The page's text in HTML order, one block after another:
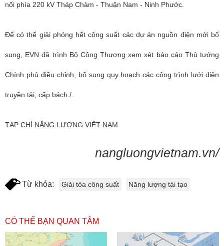
nối phía 220 kV Tháp Chàm - Thuận Nam - Ninh Phước.
Để có thể giải phóng hết công suất các dự án nguồn điện mới bổ
sung, EVN đã trình Bộ Công Thương xem xét báo cáo Thủ tướng
Chính phủ điều chỉnh, bổ sung quy hoạch các công trình lưới điện
truyền tải, cấp bách. /.
TẠP CHÍ NĂNG LƯỢNG VIỆT NAM
nangluongvietnam.vn/
Từ khóa: Giải tỏa công suất Năng lượng tái tạo
CÓ THỂ BẠN QUAN TÂM